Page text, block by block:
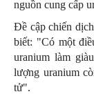
nguồn cung cấp
Đề cập chiến
biết: "Có một
uranium làm
lượng uranium
tử".